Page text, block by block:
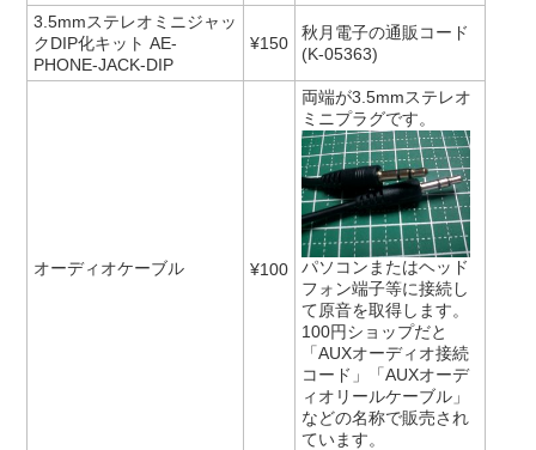
3.5mmステレオミニジャッ
クDIP化キット AE-
PHONE-JACK-DIP
¥150
秋月電子の通販コード
(K-05363)
オーディオケーブル ¥100
両端が3.5mmステレオ
ミニプラグです。
パソコンまたはヘッド
フォン端子等に接続し
て原音を取得します。
100円ショップだと
「AUXオーディオ接続
コード」「AUXオーデ
ィオリールケーブル」
などの名称で販売され
ています。